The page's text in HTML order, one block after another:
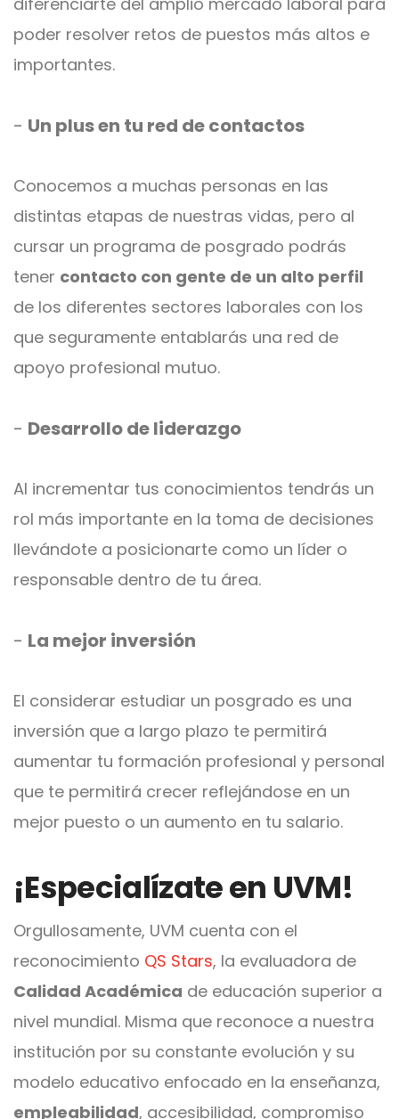
poder resolver retos de puestos más altos e
importantes.
- Un plus en tu red de contactos
Conocemos a muchas personas en las
distintas etapas de nuestras vidas, pero al
cursar un programa de posgrado podrás
tener contacto con gente de un alto perfil
de los diferentes sectores laborales con los
que seguramente entablarás una red de
apoyo profesional mutuo.
- Desarrollo de liderazgo
Al incrementar tus conocimientos tendrás un
rol más importante en la toma de decisiones
llevándote a posicionarte como un líder o
responsable dentro de tu área.
- La mejor inversión
El considerar estudiar un posgrado es una
inversión que a largo plazo te permitirá
aumentar tu formación profesional y personal
que te permitirá crecer reflejándose en un
mejor puesto o un aumento en tu salario.
¡Especialízate en UVM!
Orgullosamente, UVM cuenta con el
reconocimiento QS Stars, la evaluadora de
Calidad Académica de educación superior a
nivel mundial. Misma que reconoce a nuestra
institución por su constante evolución y su
modelo educativo enfocado en la enseñanza,
empleabilidad, accesibilidad, compromiso